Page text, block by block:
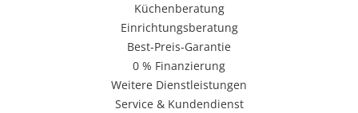
Küchenberatung
Einrichtungsberatung
Best-Preis-Garantie
0 % Finanzierung
Weitere Dienstleistungen
Service & Kundendienst